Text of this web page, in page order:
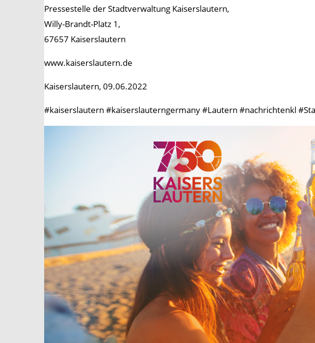
Pressestelle der Stadtverwaltung Kaiserslautern,
Willy-Brandt-Platz 1,
67657 Kaiserslautern
www.kaiserslautern.de
Kaiserslautern, 09.06.2022
#kaiserslautern #kaiserslauterngermany #Lautern #nachrichtenkl